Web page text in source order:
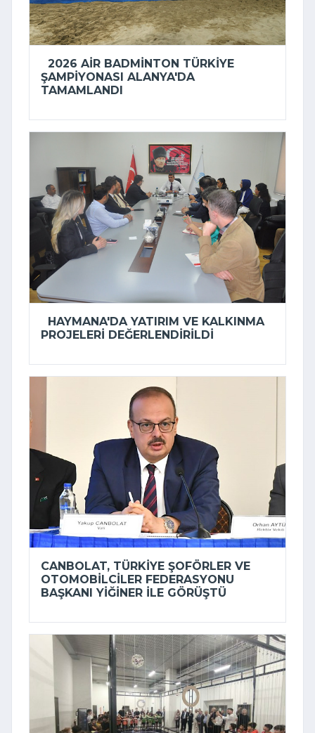
2026 AIR BADMINTON TÜRKIYE
ŞAMPIYONASI ALANYA'DA
TAMAMLANDI
HAYMANA'DA YATIRIM VE KALKINMA
PROJELERI DEĞERLENDIRILDI
CANBOLAT, TÜRKIYE ŞOFÖRLER VE
OTOMOBILCILER FEDERASYONU
BAŞKANI YIĞINER ILE GÖRÜŞTÜ